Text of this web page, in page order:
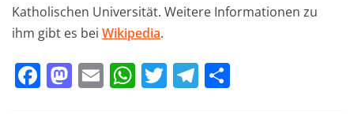
Katholischen Universität. Weitere Informationen zu
ihm gibt es bei Wikipedia.
F M E W T T